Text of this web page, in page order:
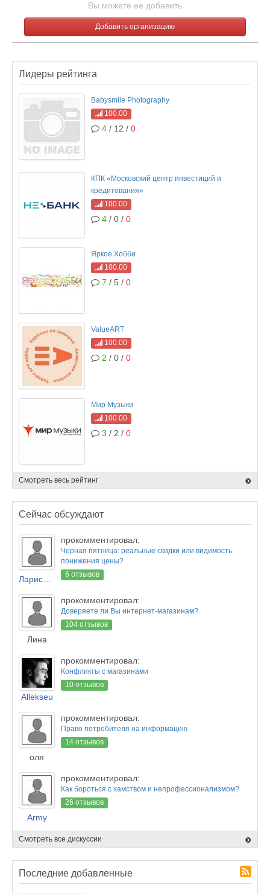
Вы можете ее добавить
Добавить организацию
Лидеры рейтинга
Babysmile Photography
100.00
4 / 12 / 0
КПК «Московский центр инвестиций и
кредитования»
100.00
4 / 0 / 0
Яркое Хобби
100.00
7 / 5 / 0
ValueART
100.00
2 / 0 / 0
Мир Музыки
100.00
3 / 2 / 0
Смотреть весь рейтинг
Сейчас обсуждают
прокомментировал:
Черная пятница: реальные скидки или видимость
понижения цены?
6 отзывов
Лина
прокомментировал:
Доверяете ли Вы интернет-магазинам?
104 отзывов
Allekseu
прокомментировал:
Конфликты с магазинами
10 отзывов
оля
прокомментировал:
Право потребителя на информацию
14 отзывов
Army
прокомментировал:
Как бороться с хамством и непрофессионализмом?
26 отзывов
Смотреть все дискуссии
Последние добавленные